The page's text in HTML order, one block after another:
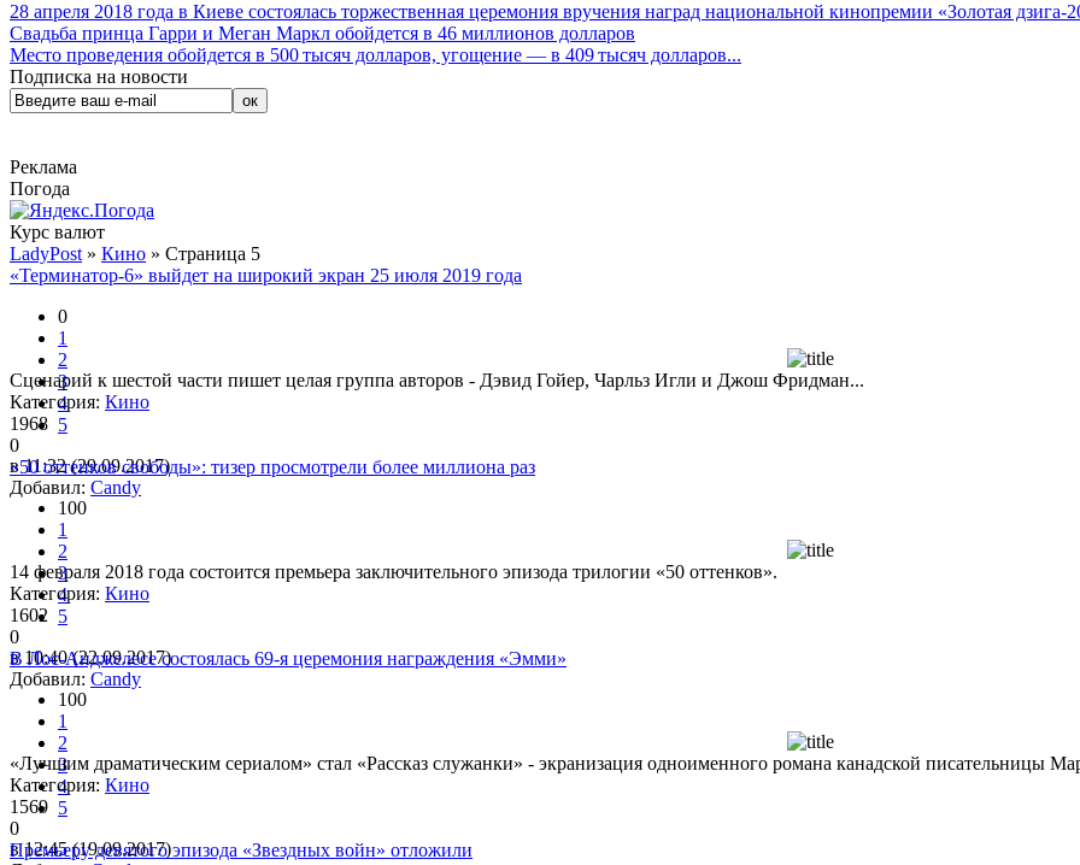
28 апреля 2018 года в Киеве состоялась торжественная церемония вручения наград национальной кинопремии «Золотая дзига-
Свадьба принца Гарри и Меган Маркл обойдется в 46 миллионов долларов
Место проведения обойдется в 500 тысяч долларов, угощение — в 409 тысяч долларов...
Подписка на новости
Реклама
Погода
Курс валют
LadyPost » Кино » Страница 5
«Терминатор-6» выйдет на широкий экран 25 июля 2019 года
0
1
2
3
4
5
в 11:32 (29.09.2017)
Добавил: Candy
Сценарий к шестой части пишет целая группа авторов - Дэвид Гойер, Чарльз Игли и Джош Фридман...
Категория: Кино
1968
0
«50 оттенков свободы»: тизер просмотрели более миллиона раз
100
1
2
3
4
5
в 10:40 (22.09.2017)
Добавил: Candy
14 февраля 2018 года состоится премьера заключительного эпизода трилогии «50 оттенков».
Категория: Кино
1602
0
В Лос-Анджелесе состоялась 69-я церемония награждения «Эмми»
100
1
2
3
4
5
в 12:45 (19.09.2017)
«Лучшим драматическим сериалом» стал «Рассказ служанки» - экранизация одноименного романа канадской писательницы
Категория: Кино
1569
0
Премьеру девятого эпизода «Звездных войн» отложили